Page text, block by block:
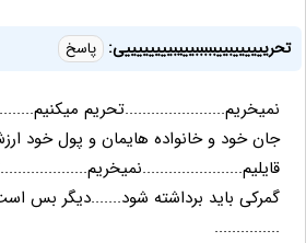
تحرییییییبییبببببیییبییییییییی: پاسخ
نمیخریم.......................تحریم
جان خود و خانواده هایمان و پول خود
گمرکی باید برداشته شود.......دیگر بس
...............